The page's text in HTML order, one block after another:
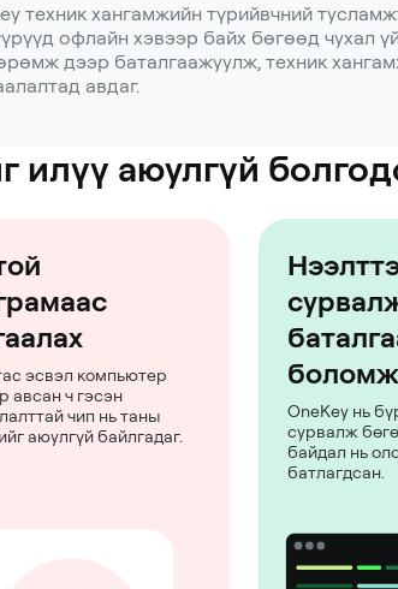
техник хангамжийн түрийвчний
офлайн хэвээр байх бөгөөд чухал
дээр баталгаажуулж, техник
авдаг.
илүү аюулгүй
эсвэл компьютер
авсан ч гэсэн
чип нь таны
аюулгүй байлгадаг.
OneKey нь
сурвалж
байдал нь
батлагдсан.